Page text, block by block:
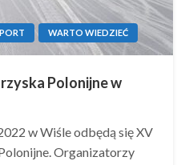
WARTO WIEDZIEĆ
Polonijne w
w Wiśle odbędą się XV
Organizatorzy